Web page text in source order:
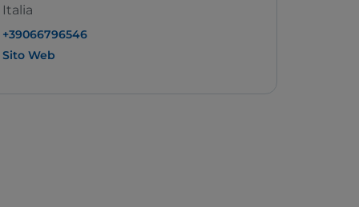
Italia
+39066796546
Sito Web